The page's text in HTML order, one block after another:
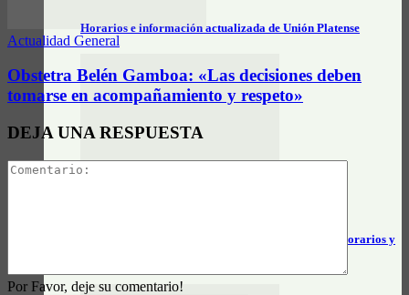
Horarios e información actualizada de Unión Platense
Servicio Constitución – Brandsen – Mar del Plata: horarios y
Actualidad General
Obstetra Belén Gamboa: «Las decisiones deben
tomarse en acompañamiento y respeto»
DEJA UNA RESPUESTA
Por Favor, deje su comentario!